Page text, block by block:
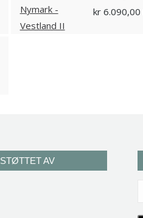
kr6.090,00
STØTTET AV